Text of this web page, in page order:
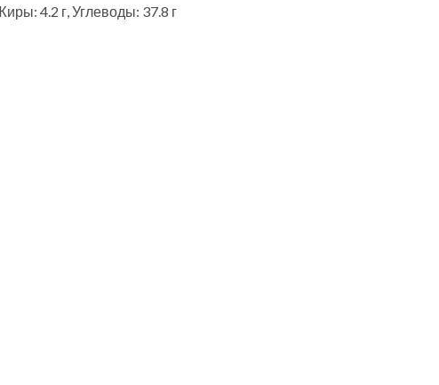
4.2 г, Углеводы: 37.8 г